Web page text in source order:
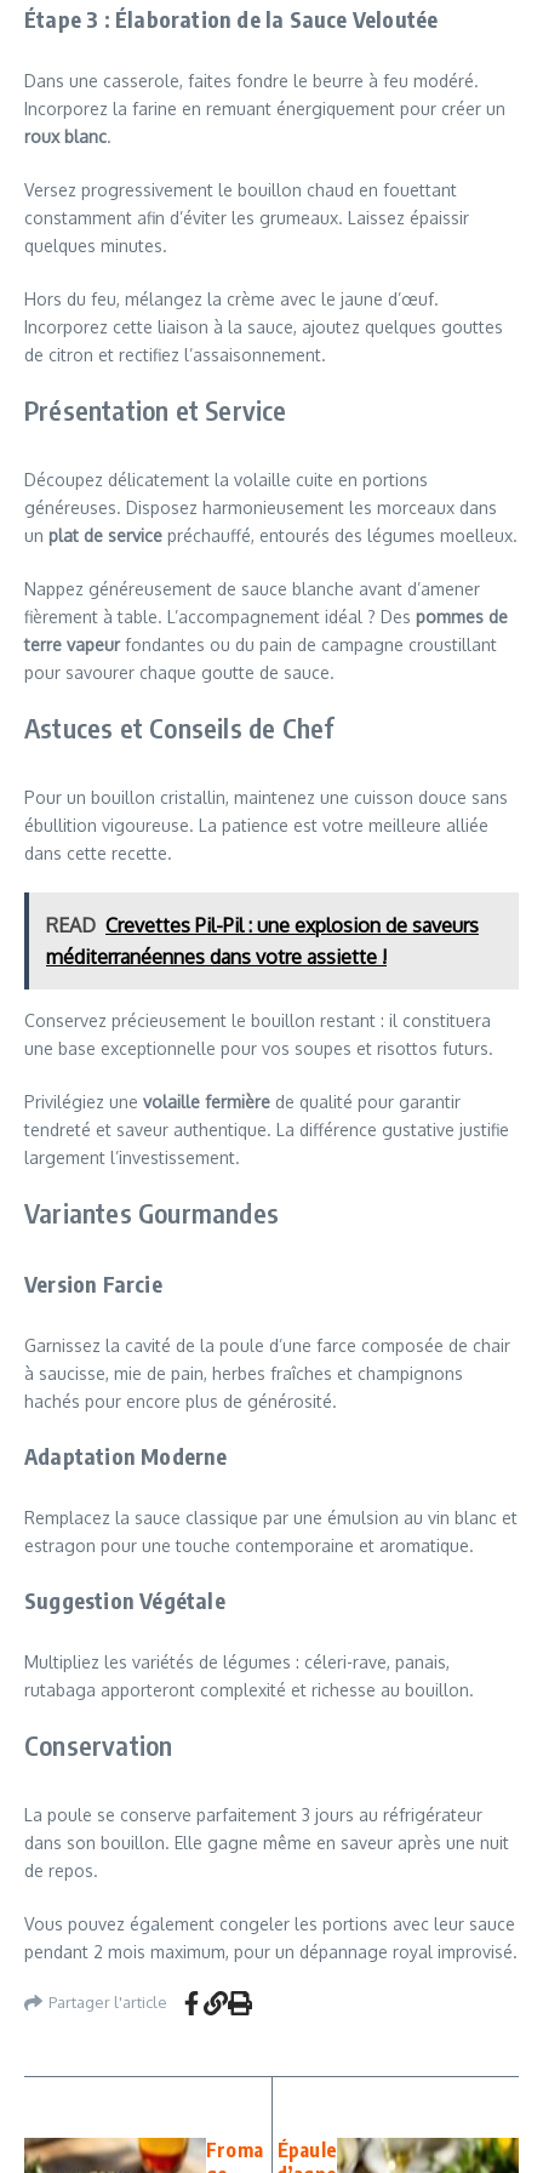
Étape 3 : Élaboration de la Sauce Veloutée
Dans une casserole, faites fondre le beurre à feu modéré.
Incorporez la farine en remuant énergiquement pour créer un
roux blanc.
Versez progressivement le bouillon chaud en fouettant
constamment afin d’éviter les grumeaux. Laissez épaissir
quelques minutes.
Hors du feu, mélangez la crème avec le jaune d’œuf.
Incorporez cette liaison à la sauce, ajoutez quelques gouttes
de citron et rectifiez l’assaisonnement.
Présentation et Service
Découpez délicatement la volaille cuite en portions
généreuses. Disposez harmonieusement les morceaux dans
un plat de service préchauffé, entourés des légumes moelleux.
Nappez généreusement de sauce blanche avant d’amener
fièrement à table. L’accompagnement idéal ? Des pommes de
terre vapeurfondantes ou du pain de campagne croustillant
pour savourer chaque goutte de sauce.
Astuces et Conseils de Chef
Pour un bouillon cristallin, maintenez une cuisson douce sans
ébullition vigoureuse. La patience est votre meilleure alliée
dans cette recette.
READ Crevettes Pil-Pil : une explosion de saveurs
méditerranéennes dans votre assiette !
Conservez précieusement le bouillon restant : il constituera
une base exceptionnelle pour vos soupes et risottos futurs.
Privilégiez une volaille fermière de qualité pour garantir
tendreté et saveur authentique. La différence gustative justifie
largement l’investissement.
Variantes Gourmandes
Version Farcie
Garnissez la cavité de la poule d’une farce composée de chair
à saucisse, mie de pain, herbes fraîches et champignons
hachés pour encore plus de générosité.
Adaptation Moderne
Remplacez la sauce classique par une émulsion au vin blanc et
estragon pour une touche contemporaine et aromatique.
Suggestion Végétale
Multipliez les variétés de légumes : céleri-rave, panais,
rutabaga apporteront complexité et richesse au bouillon.
Conservation
La poule se conserve parfaitement 3 jours au réfrigérateur
dans son bouillon. Elle gagne même en saveur après une nuit
de repos.
Vous pouvez également congeler les portions avec leur sauce
pendant 2 mois maximum, pour un dépannage royal improvisé.
Partager l'article
Froma
Épaule